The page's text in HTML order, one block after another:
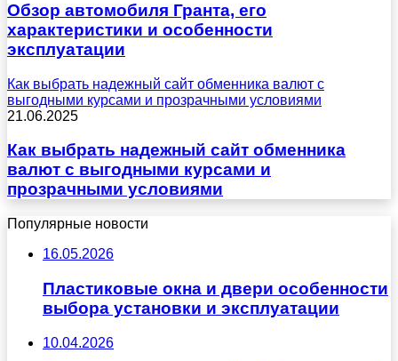
Обзор автомобиля Гранта, его
характеристики и особенности
эксплуатации
Как выбрать надежный сайт обменника валют с
выгодными курсами и прозрачными условиями
21.06.2025
Как выбрать надежный сайт обменника
валют с выгодными курсами и
прозрачными условиями
Популярные новости
16.05.2026
Пластиковые окна и двери особенности
выбора установки и эксплуатации
10.04.2026